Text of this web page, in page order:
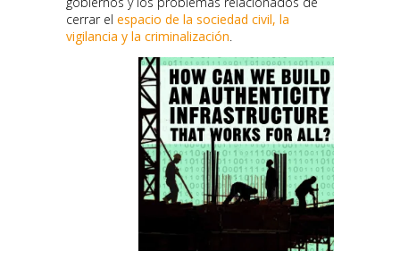
cerrar el espacio de la sociedad civil, la
vigilancia y la criminalización